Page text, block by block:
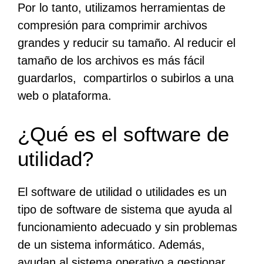
Por lo tanto, utilizamos herramientas de
compresión para comprimir archivos
grandes y reducir su tamaño. Al reducir el
tamaño de los archivos es más fácil
guardarlos, compartirlos o subirlos a una
web o plataforma.
¿Qué es el software de
utilidad?
El software de utilidad o utilidades es un
tipo de software de sistema que ayuda al
funcionamiento adecuado y sin problemas
de un sistema informático. Además,